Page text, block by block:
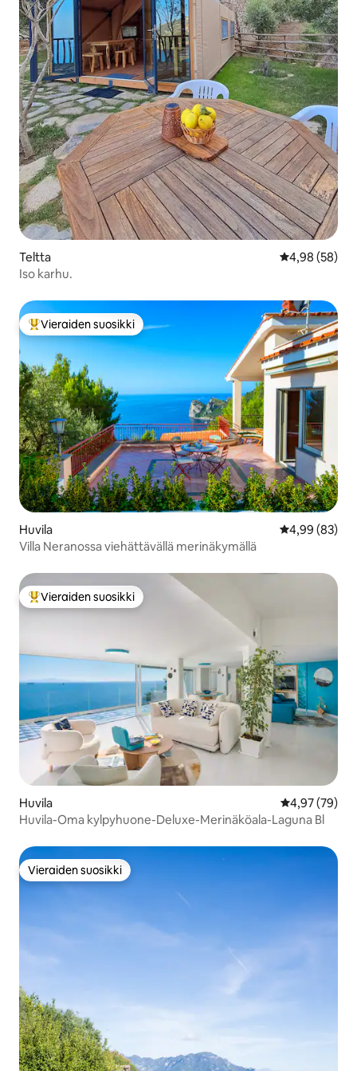
Teltta
4,98 (58)
Iso karhu.
Vieraiden suosikkien parhaimmistoa
Vieraiden suosikki
Huvila
4,99 (83)
Villa Neranossa viehättävällä merinäkymällä
Vieraiden suosikkien parhaimmistoa
Vieraiden suosikki
Huvila
4,97 (79)
Huvila-Oma kylpyhuone-Deluxe-Merinäköala-Laguna Bl
Vieraiden suosikki
Vieraiden suosikki